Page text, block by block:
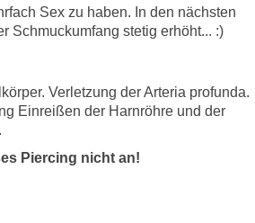
Sex zu haben. In den nächsten
Schmuckumfang stetig erhöht... :)
Verletzung der Arteria profunda.
Einreißen der Harnröhre und der
Piercing nicht an!